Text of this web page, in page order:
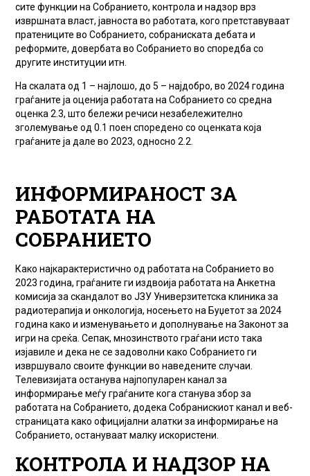
сите функции на Собранието, контрола и надзор врз
извршната власт, јавноста во работата, кого претставуваат
пратениците во Собранието, собраниската дебата и
реформите, довербата во Собранието во споредба со
другите институции итн.
На скалата од 1 – најлошо, до 5 – најдобро, во 2024 година
граѓаните ја оценија работата на Собранието со средна
оценка 2.3, што бележи речиси незабележително
зголемување од 0.1 поен споредено со оценката која
граѓаните ја дале во 2023, односно 2.2.
ИНФОРМИРАНОСТ ЗА
РАБОТАТА НА
СОБРАНИЕТО
Како најкарактеристично од работата на Собранието во
2023 година, граѓаните ги издвоија работата на Анкетна
комисија за скандалот во ЈЗУ Универзитетска клиника за
радиотерапија и онкологија, носењето на Буџетот за 2024
година како и изменувањето и дополнување на Законот за
игри на среќа. Сепак, мнозинството граѓани исто така
изјавиле и дека не се задоволни како Собранието ги
извршувало своите функции во наведените случаи.
Телевизијата останува најпопуларен канал за
информирање меѓу граѓаните кога станува збор за
работата на Собранието, додека Собранискиот канал и веб-
страницата како официјални алатки за информирање на
Собранието, остануваат малку искористени.
КОНТРОЛА И НАДЗОР НА